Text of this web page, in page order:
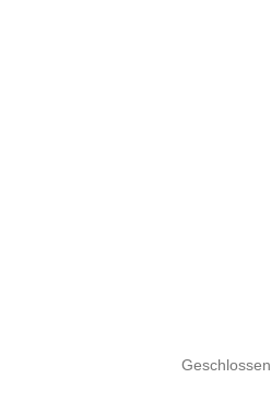
Geschlossen